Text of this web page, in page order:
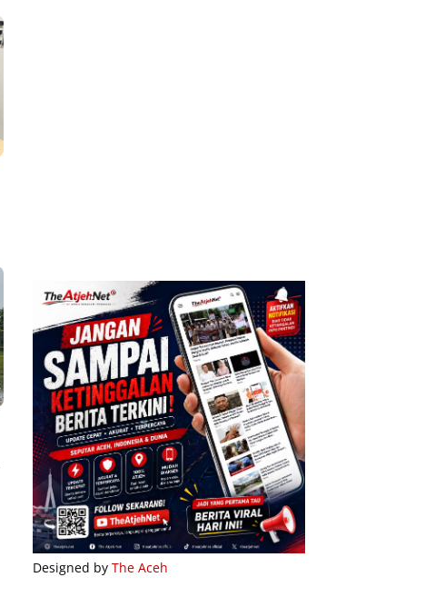
Designed by The Aceh